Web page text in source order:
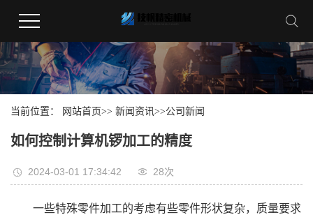
当前位置： 网站首页>> 新闻资讯>>公司新闻
如何控制计算机锣加工的精度
2024-03-01 17:34:42 28次
一些特殊零件加工的考虑有些零件形状复杂，质量要求